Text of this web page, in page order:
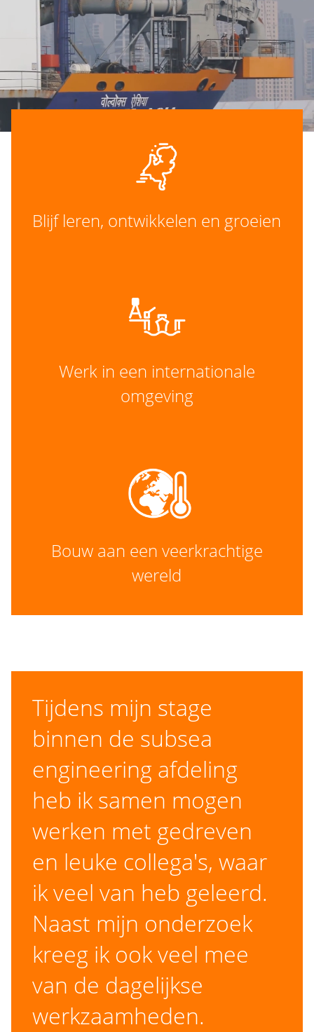
Blijf leren, ontwikkelen en groeien
Werk in een internationale
omgeving
Bouw aan een veerkrachtige
wereld
Tijdens mijn stage
binnen de subsea
engineering afdeling
heb ik samen mogen
werken met gedreven
en leuke collega's, waar
ik veel van heb geleerd.
Naast mijn onderzoek
kreeg ik ook veel mee
van de dagelijkse
werkzaamheden.